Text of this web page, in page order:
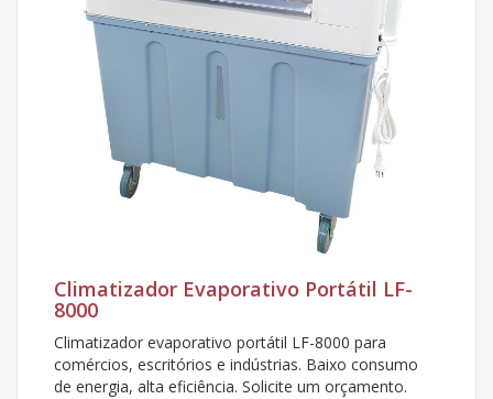
Climatizador Evaporativo Portátil LF-
8000
Climatizador evaporativo portátil LF-8000 para
comércios, escritórios e indústrias. Baixo consumo
de energia, alta eficiência. Solicite um orçamento.